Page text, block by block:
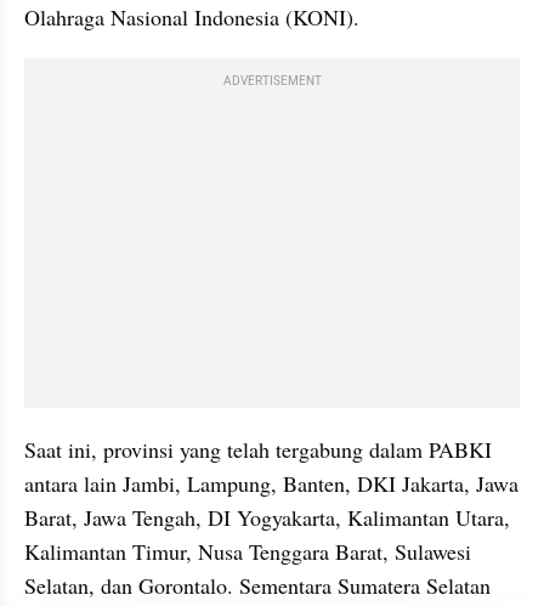
Olahraga Nasional Indonesia (KONI).
ADVERTISEMENT
Saat ini, provinsi yang telah tergabung dalam PABKI
antara lain Jambi, Lampung, Banten, DKI Jakarta, Jawa
Barat, Jawa Tengah, DI Yogyakarta, Kalimantan Utara,
Kalimantan Timur, Nusa Tenggara Barat, Sulawesi
Selatan, dan Gorontalo. Sementara Sumatera Selatan